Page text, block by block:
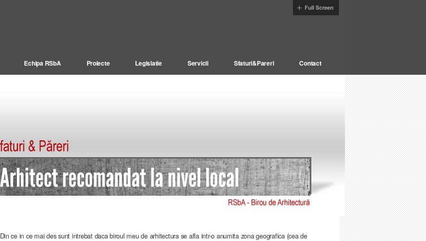
Echipa RSbA Proiecte Legislatie Servicii Sfaturi&Pareri Contact
Din ce in ce mai des sunt intrebat daca biroul meu de arhitectura se afla intr-o anumita zona geografica (cea de